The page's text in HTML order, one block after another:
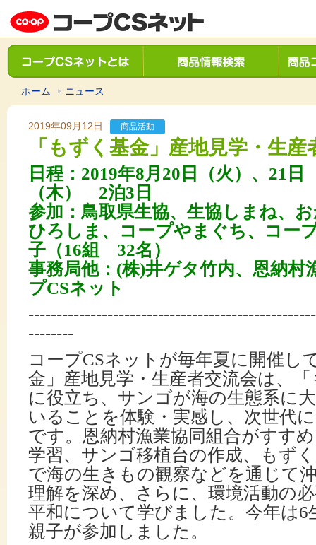
ホーム ニュース
2019年09月12日 商品活動
「もずく基金」産地見学・生産
日程： 2019年8月 20 日（火）、21日
（木） 2泊3日
参加：鳥取県生協、生協しまね、
ひろしま、コープやまぐち、コー
子（16組 32名）
事務局他： (株)井ゲタ竹内、恩納村
プCSネット
--------
コープCSネットが毎年夏に開催し
金」産地見学・生産者交流会は、
に役立ち、サンゴが海の生態系に
いることを体験・実感し、次世代
です。 恩納村漁業協同組合がすす
学習、サンゴ移植台の作成、もず
で海の生きもの観察などを通じて
理解を深め、さらに、環境活動の
平和について学びました。 今年は6
親子が参加しました。